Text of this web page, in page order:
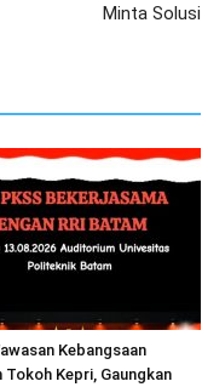
Minta Solusi
Kebangsaan
Tokoh Kepri, Gaungkan